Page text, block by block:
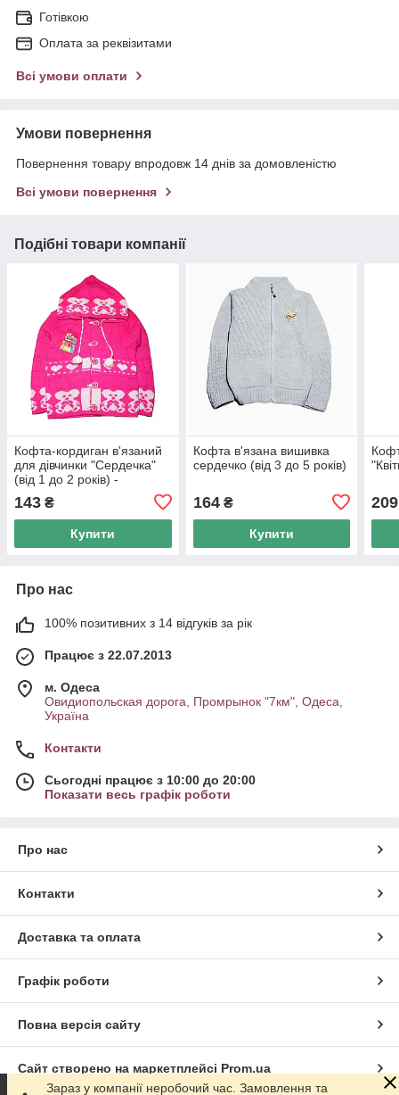
Готівкою
Оплата за реквізитами
Всі умови оплати
Умови повернення
Повернення товару впродовж 14 днів за домовленістю
Всі умови повернення
Подібні товари компанії
Кофта-кордиган в'язаний
для дівчинки "Сердечка"
(від 1 до 2 років) -
143 ₴
Купити
Кофта в'язана вишивка
сердечко (від 3 до 5 років)
164₴
Купити
209
Про нас
100% позитивних з 14 відгуків за рік
Працює з 22.07.2013
м. Одеса
Овидиопольская дорога, Промрынок "7км", Одеса,
Україна
Контакти
Сьогодні працює з 10:00 до 20:00
Показати весь графік роботи
Про нас
Контакти
Доставка та оплата
Графік роботи
Повна версія сайту
Сайт створено на маркетплейсі Prom.ua
Зараз у компанії неробочий час. Замовлення та